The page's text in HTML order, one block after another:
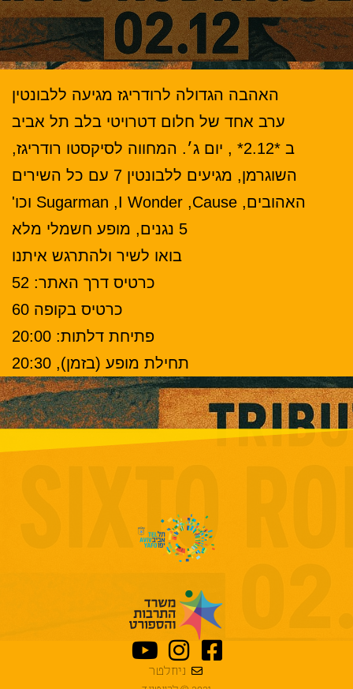
האהבה הגדולה לרודריגז מגיעה ללבונטין
ערב אחד של חלום דטרויטי בלב תל אביב
ב *2.12* , יום ג׳. המחווה לסיקסטו רודריגז,
השוגרמן, מגיעים ללבונטין 7 עם כל השירים
האהובים, Sugarman ,I Wonder ,Cause וכו'
5 נגנים, מופע חשמלי מלא
בואו לשיר ולהתרגש איתנו
כרטיס דרך האתר: 52
כרטיס בקופה 60
פתיחת דלתות: 20:00
תחילת מופע (בזמן), 20:30
ניוזלטר